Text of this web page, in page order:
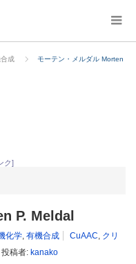
成
モーテン・メルダル Morten
ク]
P. Meldal
化学, 有機合成 CuAAC, クリ
投稿者: kanako